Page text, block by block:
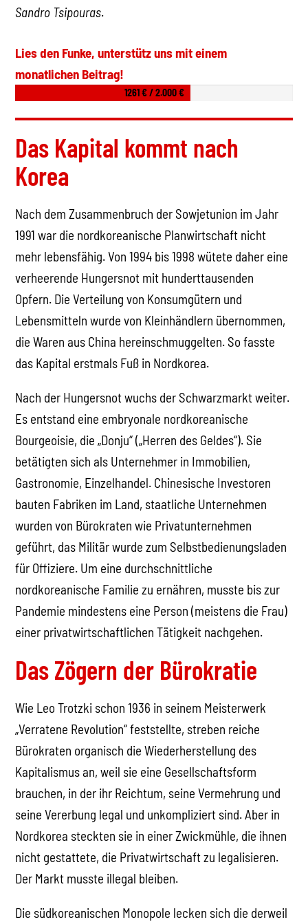
Sandro Tsipouras.
Lies den Funke, unterstütz uns mit einem
monatlichen Beitrag!
1261 € / 2.000 €
Das Kapital kommt nach
Korea
Nach dem Zusammenbruch der Sowjetunion im Jahr
1991 war die nordkoreanische Planwirtschaft nicht
mehr lebensfähig. Von 1994 bis 1998 wütete daher eine
verheerende Hungersnot mit hunderttausenden
Opfern. Die Verteilung von Konsumgütern und
Lebensmitteln wurde von Kleinhändlern übernommen,
die Waren aus China hereinschmuggelten. So fasste
das Kapital erstmals Fuß in Nordkorea.
Nach der Hungersnot wuchs der Schwarzmarkt weiter.
Es entstand eine embryonale nordkoreanische
Bourgeoisie, die „Donju“ („Herren des Geldes“). Sie
betätigten sich als Unternehmer in Immobilien,
Gastronomie, Einzelhandel. Chinesische Investoren
bauten Fabriken im Land, staatliche Unternehmen
wurden von Bürokraten wie Privatunternehmen
geführt, das Militär wurde zum Selbstbedienungsladen
für Offiziere. Um eine durchschnittliche
nordkoreanische Familie zu ernähren, musste bis zur
Pandemie mindestens eine Person (meistens die Frau)
einer privatwirtschaftlichen Tätigkeit nachgehen.
Das Zögern der Bürokratie
Wie Leo Trotzki schon 1936 in seinem Meisterwerk
„Verratene Revolution“ feststellte, streben reiche
Bürokraten organisch die Wiederherstellung des
Kapitalismus an, weil sie eine Gesellschaftsform
brauchen, in der ihr Reichtum, seine Vermehrung und
seine Vererbung legal und unkompliziert sind. Aber in
Nordkorea steckten sie in einer Zwickmühle, die ihnen
nicht gestattete, die Privatwirtschaft zu legalisieren.
Der Markt musste illegal bleiben.
Die südkoreanischen Monopole lecken sich die derweil